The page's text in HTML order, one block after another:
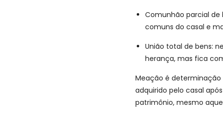
Comunhão parcial de
comuns do casal e
União total de bens:
herança, mas fica
Meação é
adquirido pelo casal
patrimônio, mesmo